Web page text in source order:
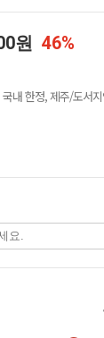
원 46%
내 한정, 제주/도서